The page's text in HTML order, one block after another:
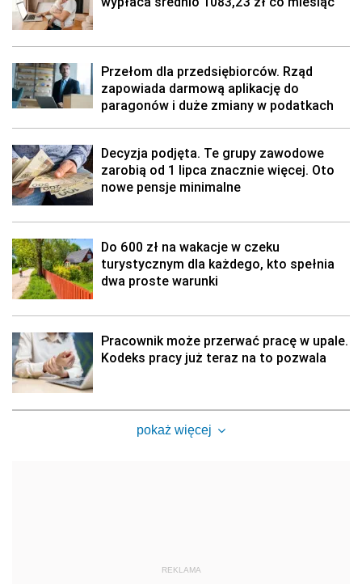
Przełom dla przedsiębiorców. Rząd
zapowiada darmową aplikację do
paragonów i duże zmiany w podatkach
Decyzja podjęta. Te grupy zawodowe
zarobią od 1 lipca znacznie więcej. Oto
nowe pensje minimalne
Do 600 zł na wakacje w czeku
turystycznym dla każdego, kto spełnia
dwa proste warunki
Pracownik może przerwać pracę w upale.
Kodeks pracy już teraz na to pozwala
pokaż więcej
REKLAMA